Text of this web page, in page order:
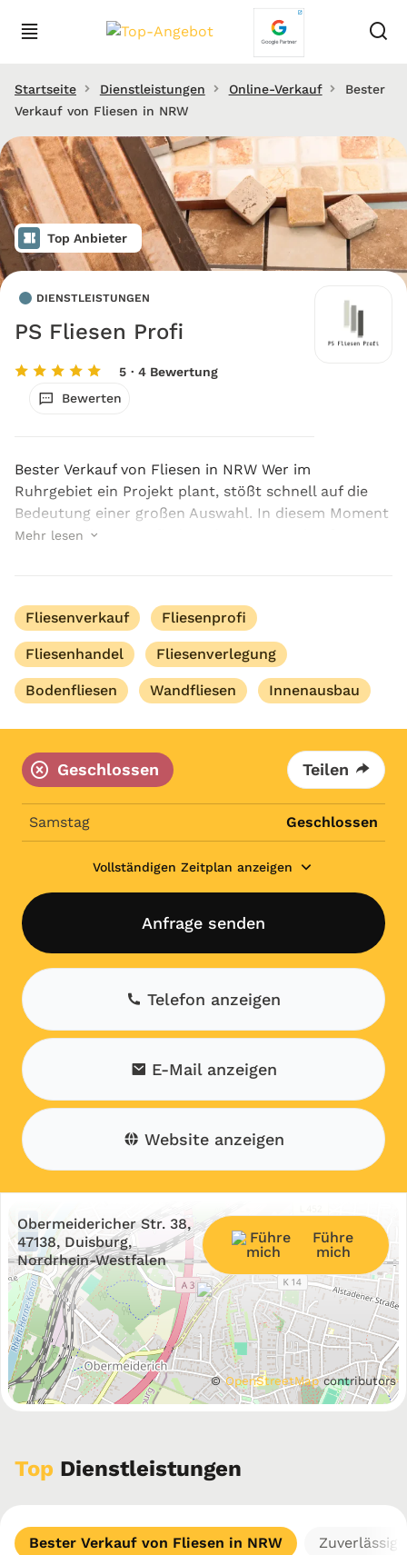
Startseite Dienstleistungen Online-Verkauf
Bester
Verkauf von Fliesen in NRW
Top Anbieter
DIENSTLEISTUNGEN
PS Fliesen Profi
5 · 4 Bewertung
Bewerten
Bester Verkauf von Fliesen in NRW Wer im
Ruhrgebiet ein Projekt plant, stößt schnell auf die
Bedeutung einer großen Auswahl. In diesem Moment
zeigt PS Fliesen Profi, dass der beste Verkauf von
Mehr lesen
Fliesenverkauf Fliesenprofi
Fliesenhandel Fliesenverlegung
Bodenfliesen Wandfliesen Innenausbau
Geschlossen Teilen
Samstag Geschlossen
Vollständigen Zeitplan anzeigen
Anfrage senden
Telefon anzeigen
E-Mail anzeigen
Website anzeigen
+
−
©OpenStreetMapcontributors
Obermeidericher Str. 38,
47138, Duisburg,
Nordrhein-Westfalen
Führe
mich
Top Dienstleistungen
Bester Verkauf von Fliesen in NRW